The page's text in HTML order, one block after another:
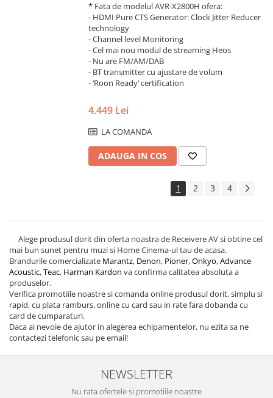
* Fata de modelul AVR-X2800H ofera:
- HDMI Pure CTS Generator: Clock Jitter Reducer
technology
- Channel level Monitoring
- Cel mai nou modul de streaming Heos
- Nu are FM/AM/DAB
- BT transmitter cu ajustare de volum
- ‘Roon Ready’ certification
4.449 Lei
LA COMANDA
ADAUGA IN COS
1 2 3 4
Alege produsul dorit din oferta noastra de Receivere AV si obtine cel
mai bun sunet pentru muzi si Home Cinema-ul tau de acasa.
Brandurile comercializate Marantz, Denon, Pioner,Onkyo,Advance
Acoustic,Teac, Harman Kardon va confirma calitatea absoluta a
produselor.
Verifica promotiile noastre si comanda online produsul dorit, simplu si
rapid, cu plata ramburs, online cu card sau in rate fara dobanda cu
card de cumparaturi.
Daca ai nevoie de ajutor in alegerea echipamentelor, nu ezita sa ne
contactezi telefonic sau pe email!
NEWSLETTER
Nu rata ofertele si promotiile noastre